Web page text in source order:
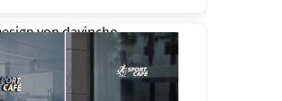
vondavincho